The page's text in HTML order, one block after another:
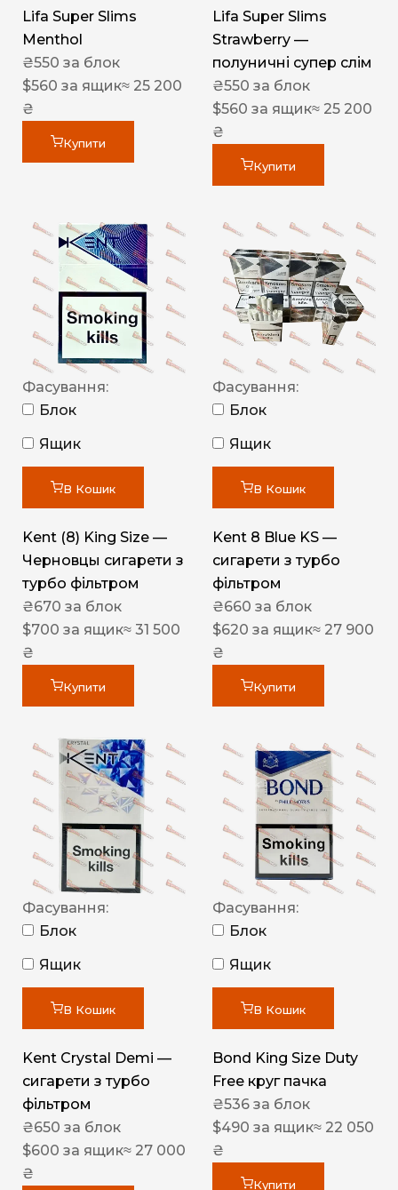
Lifa Super Slims
Menthol
₴550 за блок
$560 за ящик≈ 25 200
₴
Купити
Lifa Super Slims
Strawberry —
полуничні супер слім
₴550 за блок
$560 за ящик≈ 25 200
₴
Купити
Фасування:
Блок
Ящик
В Кошик
Kent (8) King Size —
Черновцы сигарети з
турбо фільтром
₴670 за блок
$700 за ящик≈ 31 500
₴
Купити
Фасування:
Блок
Ящик
В Кошик
Kent 8 Blue KS —
сигарети з турбо
фільтром
₴660 за блок
$620 за ящик≈ 27 900
₴
Купити
Фасування:
Блок
Ящик
В Кошик
Kent Crystal Demi —
сигарети з турбо
фільтром
₴650 за блок
$600 за ящик≈ 27 000
₴
Фасування:
Блок
Ящик
В Кошик
Bond King Size Duty
Free круг пачка
₴536 за блок
$490 за ящик≈ 22 050
₴
Купити